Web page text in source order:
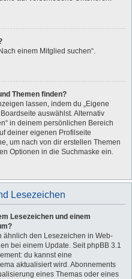
einem Mitglied suchen“.
Themen finden?
lassen, indem du „Eigene
auswählst. Alternativ
in deinem persönlichen Bereich
deiner eigenen Profilseite
um nach von dir erstellen Themen
Optionen in die Suchmaske ein.
Lesezeichen
Lesezeichen und einem
ähnlich den Lesezeichen in Web-
bei einem Update. Seit phpBB 3.1
du kannst eine
aktualisiert wird. Abonnements
eines Themas oder eines